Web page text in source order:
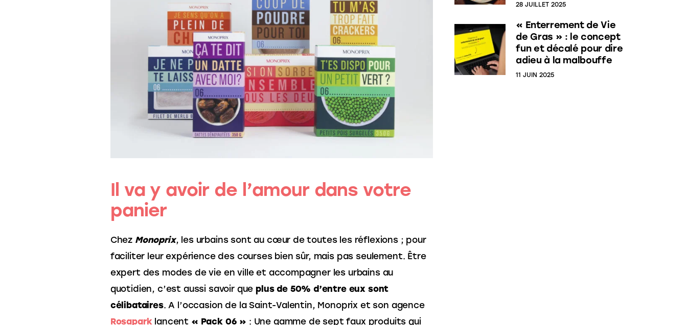
Il va y avoir de l’amour dans votre
panier
Chez Monoprix, les urbains sont au cœur de toutes les réflexions ; pour
faciliter leur expérience des courses bien sûr, mais pas seulement. Être
expert des modes de vie en ville et accompagner les urbains au
quotidien, c’est aussi savoir que plus de 50% d’entre eux sont
célibataires. A l’occasion de la Saint-Valentin, Monoprix et son agence
Rosapark lancent « Pack 06 » : Une gamme de sept faux produits qui
28 JUILLET 2025
« Enterrement de Vie
de Gras » : le concept
fun et décalé pour dire
adieu à la malbouffe
11 JUIN 2025